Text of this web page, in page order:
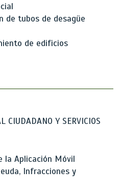
de tubos de desagüe
de edificios
CIUDADANO Y SERVICIOS
la Aplicación Móvil
Infracciones y